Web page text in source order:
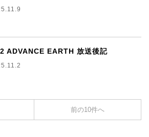
ADVANCE EARTH 放送後記
前の10件へ